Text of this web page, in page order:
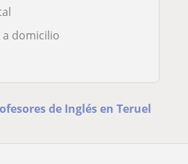
a domicilio
de Inglés en Teruel